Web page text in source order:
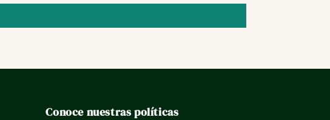
Conoce nuestras políticas